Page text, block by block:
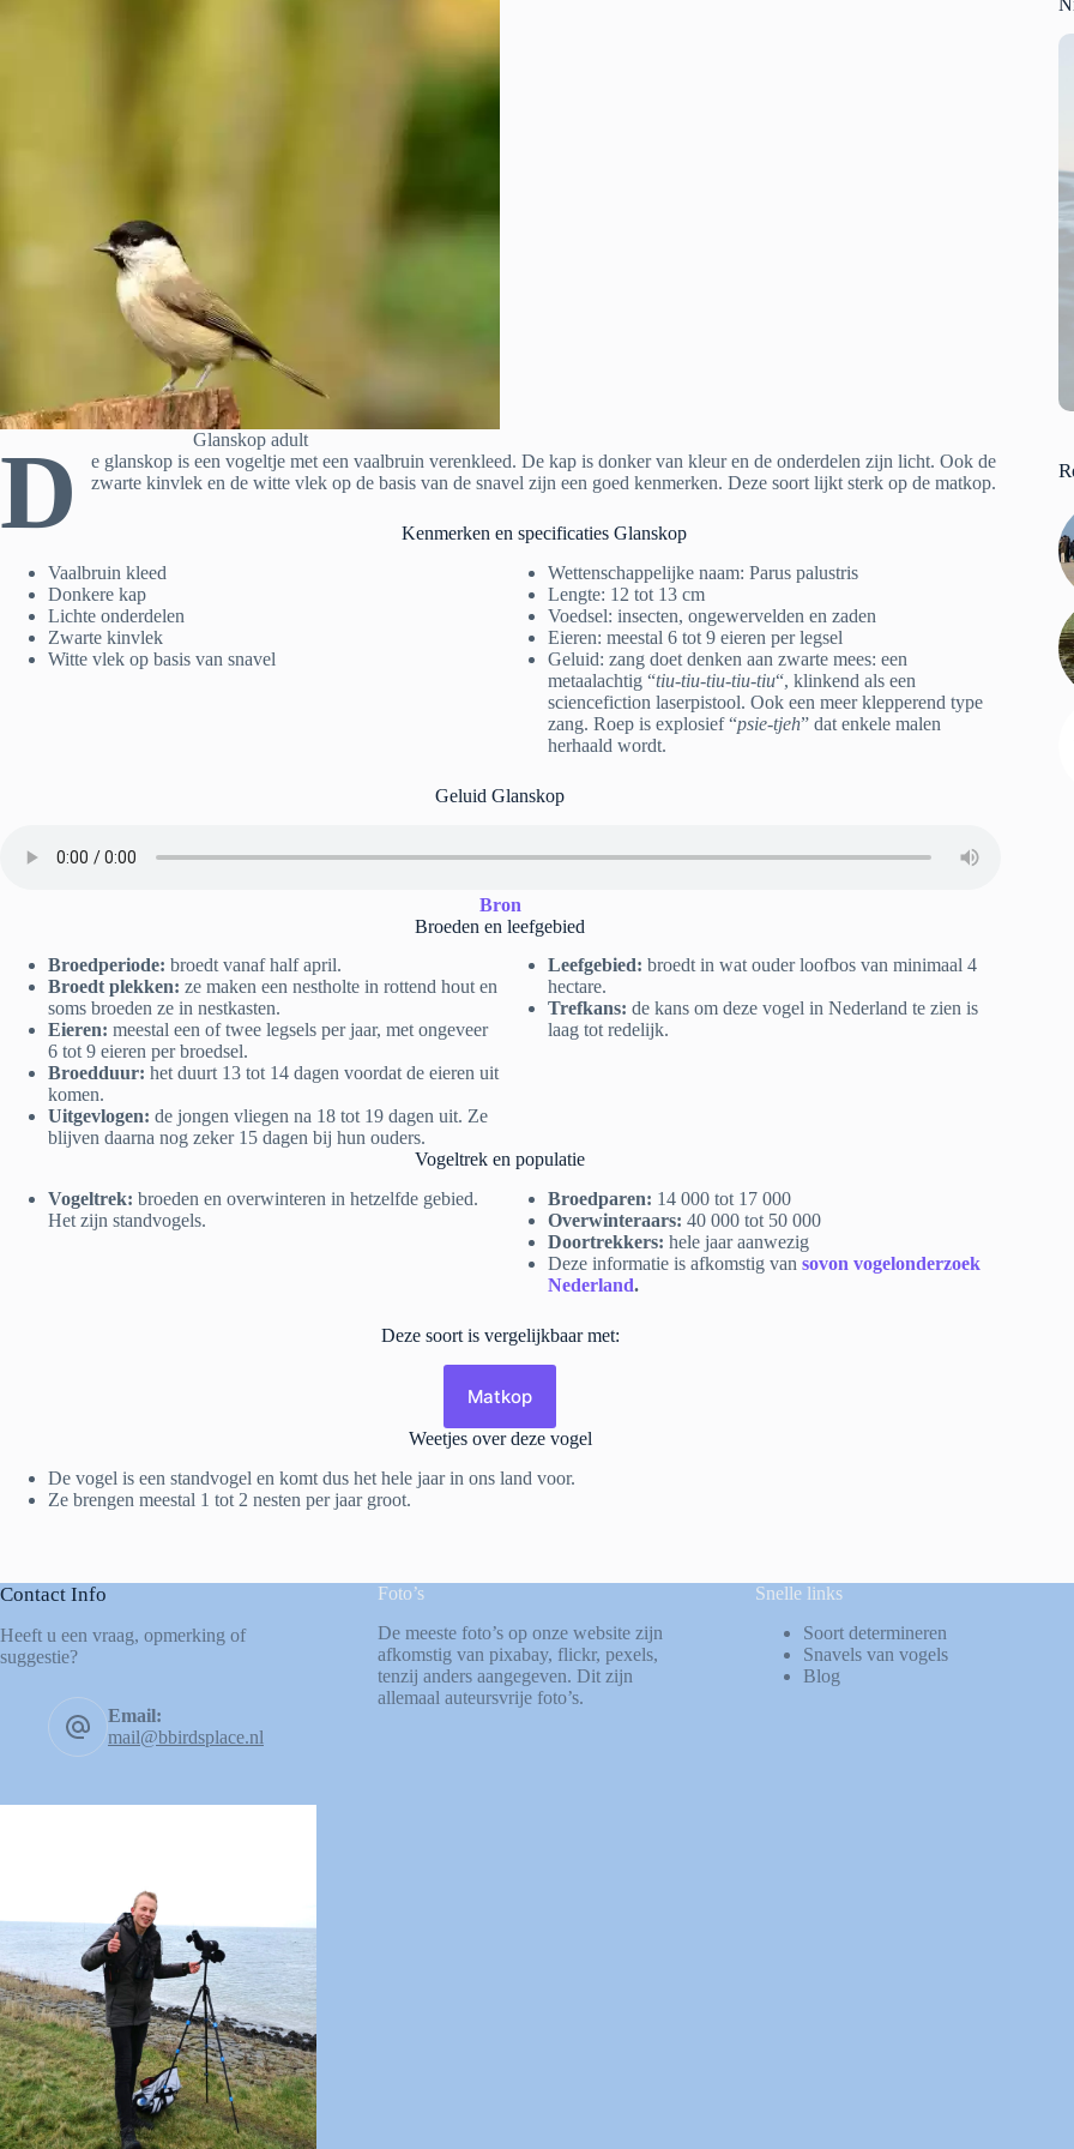
Glanskop adult
D
e glanskop is een vogeltje met een vaalbruin verenkleed. De kap is donker van kleur en de onderdelen zijn licht. Ook de
zwarte kinvlek en de witte vlek op de basis van de snavel zijn een goed kenmerken. Deze soort lijkt sterk op de matkop.
Kenmerken en specificaties Glanskop
Vaalbruin kleed
Donkere kap
Lichte onderdelen
Zwarte kinvlek
Witte vlek op basis van snavel
Wettenschappelijke naam: Parus palustris
Lengte: 12 tot 13 cm
Voedsel: insecten, ongewervelden en zaden
Eieren: meestal 6 tot 9 eieren per legsel
Geluid: zang doet denken aan zwarte mees: een
metaalachtig “tiu-tiu-tiu-tiu-tiu“, klinkend als een
sciencefiction laserpistool. Ook een meer klepperend type
zang. Roep is explosief “psie-tjeh” dat enkele malen
herhaald wordt.
Geluid Glanskop
Bron
Broeden en leefgebied
Broedperiode: broedt vanaf half april.
Broedt plekken: ze maken een nestholte in rottend hout en
soms broeden ze in nestkasten.
Eieren: meestal een of twee legsels per jaar, met ongeveer
6 tot 9 eieren per broedsel.
Broedduur: het duurt 13 tot 14 dagen voordat de eieren uit
komen.
Uitgevlogen: de jongen vliegen na 18 tot 19 dagen uit. Ze
blijven daarna nog zeker 15 dagen bij hun ouders.
Leefgebied:broedt in wat ouder loofbos van minimaal 4
hectare.
Trefkans: de kans om deze vogel in Nederland te zien is
laag tot redelijk.
Vogeltrek en populatie
Vogeltrek: broeden en overwinteren in hetzelfde gebied.
Het zijn standvogels.
Broedparen: 14 000 tot 17 000
Overwinteraars: 40 000 tot 50 000
Doortrekkers: hele jaar aanwezig
Deze informatie is afkomstig van sovon vogelonderzoek
Nederland.
Deze soort is vergelijkbaar met:
Matkop
Weetjes over deze vogel
De vogel is een standvogel en komt dus het hele jaar in ons land voor.
Ze brengen meestal 1 tot 2 nesten per jaar groot.
Contact Info
Heeft u een vraag, opmerking of
suggestie?
Email:
mail@bbirdsplace.nl
Foto’s
De meeste foto’s op onze website zijn
afkomstig van pixabay, flickr, pexels,
tenzij anders aangegeven. Dit zijn
allemaal auteursvrije foto’s.
Snelle links
Soort determineren
Snavels van vogels
Blog